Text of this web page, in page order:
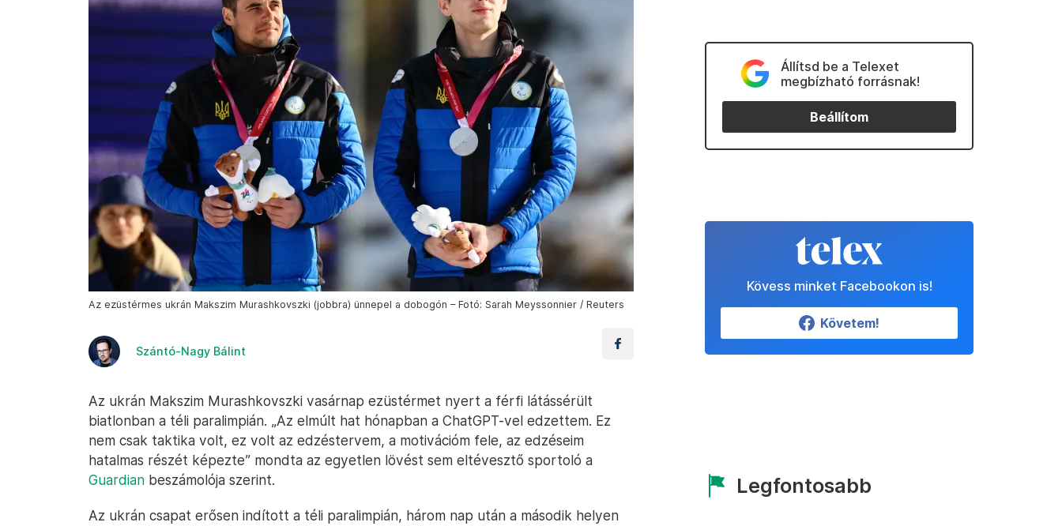
Az ezüstérmes ukrán Makszim Murashkovszki (jobbra) ünnepel a dobogón – Fotó: Sarah Meyssonnier / Reuters
Szántó-Nagy Bálint
Az ukrán Makszim Murashkovszki vasárnap ezüstérmet nyert a férfi látássérült
biatlonban a téli paralimpián. „Az elmúlt hat hónapban a ChatGPT-vel edzettem. Ez
nem csak taktika volt, ez volt az edzéstervem, a motivációm fele, az edzéseim
hatalmas részét képezte” mondta az egyetlen lövést sem eltévesztő sportoló a
Guardian beszámolója szerint.
Az ukrán csapat erősen indított a téli paralimpián, három nap után a második helyen
Állítsd be a Telexet
megbízható forrásnak!
Beállítom
Kövess minket Facebookon is!
Követem!
Legfontosabb